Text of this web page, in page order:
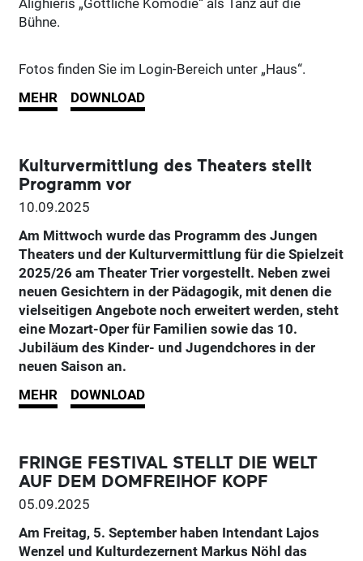
Alighieris „Göttliche Komödie“ als Tanz auf die
Bühne.
Fotos finden Sie im Login-Bereich unter „Haus“.
MEHR
DOWNLOAD
Kulturvermittlung des Theaters stellt
Programm vor
10.09.2025
Am Mittwoch wurde das Programm des Jungen
Theaters und der Kulturvermittlung für die Spielzeit
2025/26 am Theater Trier vorgestellt. Neben zwei
neuen Gesichtern in der Pädagogik, mit denen die
vielseitigen Angebote noch erweitert werden, steht
eine Mozart-Oper für Familien sowie das 10.
Jubiläum des Kinder- und Jugendchores in der
neuen Saison an.
MEHR
DOWNLOAD
FRINGE FESTIVAL STELLT DIE WELT
AUF DEM DOMFREIHOF KOPF
05.09.2025
Am Freitag, 5. September haben Intendant Lajos
Wenzel und Kulturdezernent Markus Nöhl das